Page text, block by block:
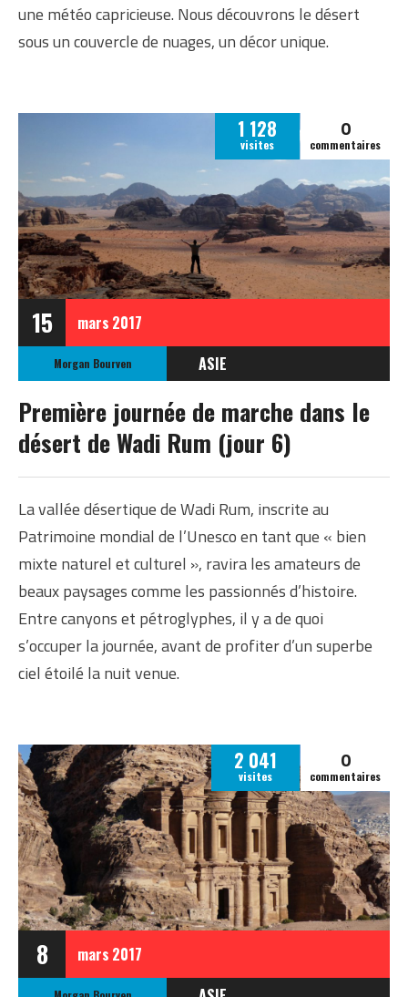
une météo capricieuse. Nous découvrons le désert
sous un couvercle de nuages, un décor unique.
15 mars 2017
1 128
visites
0
commentaires
Morgan Bourven
ASIE
JORDANIE
Première journée de marche dans le
désert de Wadi Rum (jour 6)
La vallée désertique de Wadi Rum, inscrite au
Patrimoine mondial de l’Unesco en tant que « bien
mixte naturel et culturel », ravira les amateurs de
beaux paysages comme les passionnés d’histoire. ​
Entre canyons et pétroglyphes, il y a de quoi
s’occuper la journée, avant de profiter d’un superbe
ciel étoilé la nuit venue.
8 mars 2017
2 041
visites
0
commentaires